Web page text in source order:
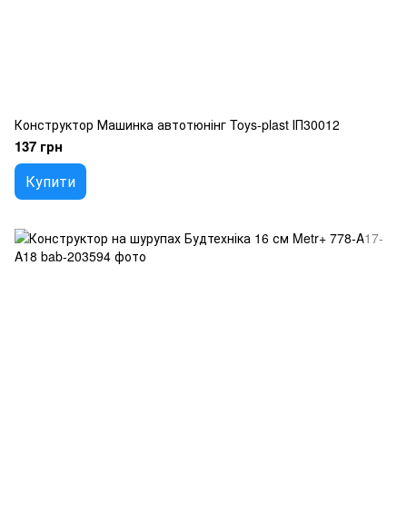
Конструктор Машинка автотюнінг Toys-plast ІП30012
137 грн
Купити